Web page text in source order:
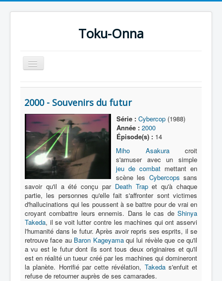
Toku-Onna
Basculer
la
Accueil
Toku-Actrices
Toku-Critiques
Séries
Films
COSAA
Dessins
Artiste Asperger
Lexique
Dennô keisatsu Cybercop (電脳 警
察 サイバーコップ) = Police
cerveau électronique Cybercop
2000 - Souvenirs du futur
Série : Cybercop (1988)
Année : 2000
Épisode(s) : 14
Miho Asakuracroit
s'amuser avec un simple
jeu de combat mettant en
scène les Cybercops sans
savoir qu'il a été conçu par Death Trapet qu'à chaque
partie, les personnes qu'elle fait s'affronter sont victimes
d'hallucinations qui les poussent à se battre pour de vrai en
croyant combattre leurs ennemis. Dans le cas de Shinya
Takeda, il se voit lutter contre les machines qui ont asservi
l'humanité dans le futur. Après avoir repris ses esprits, il se
retrouve face au Baron Kageyamaqui lui révèle que ce qu'il
a vu est le futur dont ils sont tous deux originaires et qu'il
est en réalité un tueur créé par les machines qui domineront
la planète. Horrifié par cette révélation, Takedas'enfuit et
refuse de retourner auprès de ses camarades.